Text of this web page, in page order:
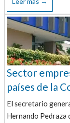
Sector
países de la
El secretario
Hernando Pedraza